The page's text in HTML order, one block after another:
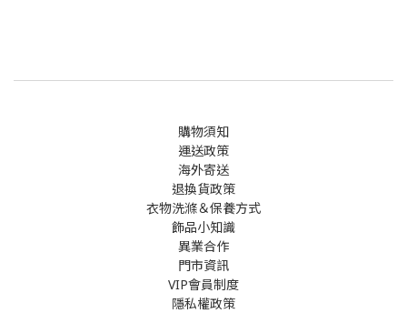
購物須知
運送政策
海外寄送
退換貨政策
衣物洗滌＆保養方式
飾品小知識
異業合作
門市資訊
VIP會員制度
隱私權政策